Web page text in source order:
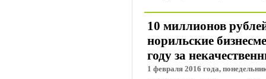
10 миллионов
норильские
году за
1 февраля 2016 года,